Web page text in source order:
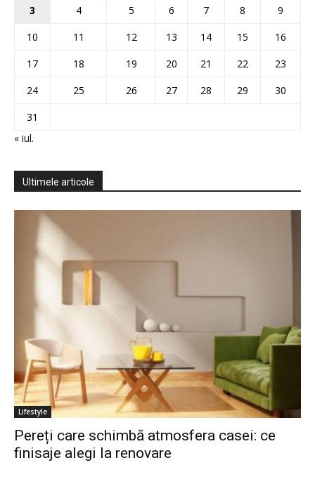
3
4 5 6 7 8
9
10
11 12 13 14 15
16
17
18 19 20 21 22
23
24
25 26 27 28 29
30
31
« iul.
Ultimele articole
Lifestyle
Pereți care schimbă atmosfera casei: ce
finisaje alegi la renovare